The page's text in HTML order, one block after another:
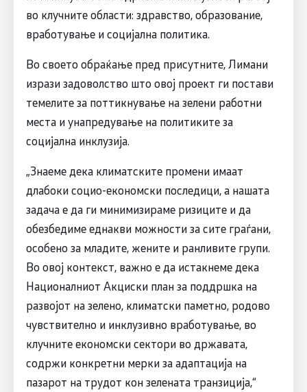
во клучните области: здравство, образование,
вработување и социјална политика.
Во своето обраќање пред присутните, Лимани
изрази задоволство што овој проект ги постави
темелите за поттикнување на зелени работни
места и унапредување на политиките за
социјална инклузија.
„Знаеме дека климатските промени имаат
длабоки социо-економски последици, а нашата
задача е да ги минимизираме ризиците и да
обезбедиме еднакви можности за сите граѓани,
особено за младите, жените и ранливите групи.
Во овој контекст, важно е да истакнеме дека
Националниот Акциски план за поддршка на
развојот на зелено, климатски паметно, родово
чувствително и инклузивно вработување, во
клучните економски сектори во државата,
содржи конкретни мерки за адаптација на
пазарот на трудот кон зелената транзиција,“